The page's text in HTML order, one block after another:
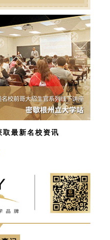
最新名校资讯